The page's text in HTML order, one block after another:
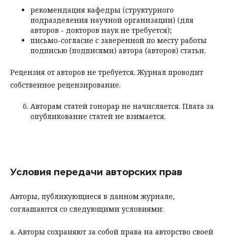
рекомендация кафедры (структурного
подразделения научной организации) (для
авторов - докторов наук не требуется);
письмо-согласие с заверенной по месту работы
подписью (подписями) автора (авторов) статьи.
Рецензия от авторов не требуется. Журнал проводит
собственное рецензирование.
Авторам статей гонорар не начисляется. Плата за
опубликование статей не взимается.
Условия передачи авторских прав
Авторы, публикующиеся в данном журнале,
соглашаются со следующими условиями:
a. Авторы сохраняют за собой права на авторство своей